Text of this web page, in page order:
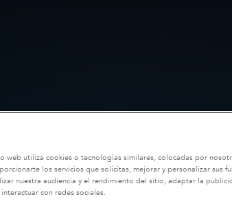
web utiliza cookies o tecnologías similares, colocadas por
los servicios que solicitas, mejorar y personalizar sus
nuestra audiencia y el rendimiento del sitio, adaptar la
con redes sociales.